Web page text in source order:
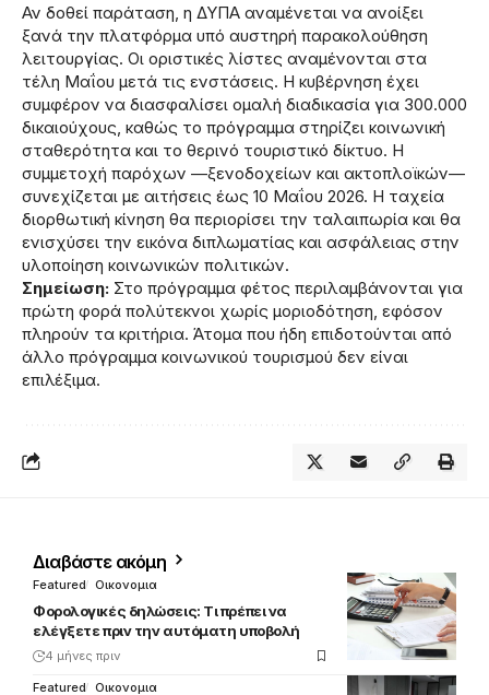
Αν δοθεί παράταση, η ΔΥΠΑ αναμένεται να ανοίξει
ξανά την πλατφόρμα υπό αυστηρή παρακολούθηση
λειτουργίας. Οι οριστικές λίστες αναμένονται στα
τέλη Μαΐου μετά τις ενστάσεις. Η κυβέρνηση έχει
συμφέρον να διασφαλίσει ομαλή διαδικασία για 300.000
δικαιούχους, καθώς το πρόγραμμα στηρίζει κοινωνική
σταθερότητα και το θερινό τουριστικό δίκτυο. Η
συμμετοχή παρόχων —ξενοδοχείων και ακτοπλοϊκών—
συνεχίζεται με αιτήσεις έως 10 Μαΐου 2026. Η ταχεία
διορθωτική κίνηση θα περιορίσει την ταλαιπωρία και θα
ενισχύσει την εικόνα διπλωματίας και ασφάλειας στην
υλοποίηση κοινωνικών πολιτικών.
Σημείωση: Στο πρόγραμμα φέτος περιλαμβάνονται για
πρώτη φορά πολύτεκνοι χωρίς μοριοδότηση, εφόσον
πληρούν τα κριτήρια. Άτομα που ήδη επιδοτούνται από
άλλο πρόγραμμα κοινωνικού τουρισμού δεν είναι
επιλέξιμα.
Διαβάστε ακόμη
Featured Οικονομια
Φορολογικές δηλώσεις: Τι πρέπει να
ελέγξετε πριν την αυτόματη υποβολή
4 μήνες πριν
Featured Οικονομια